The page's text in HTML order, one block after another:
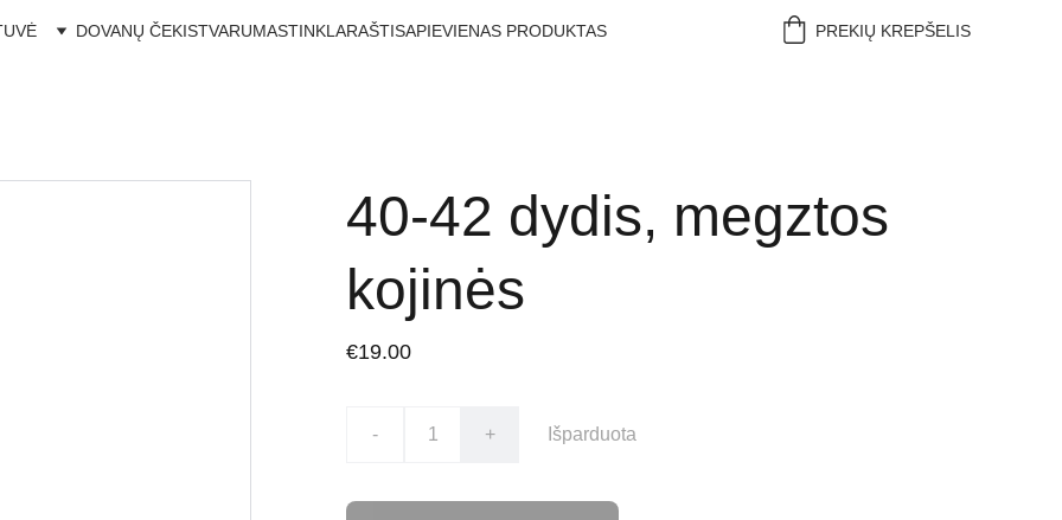
DOVANŲ ČEKISTVARUMASTINKLARAŠTISAPIEVIENAS PRODUKTAS PREKIŲ KREPŠELIS
40-42 dydis, megztos
kojinės
€19.00
- + Išparduota